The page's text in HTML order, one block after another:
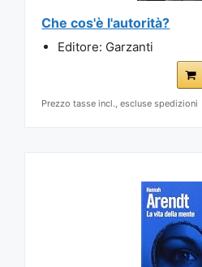
Che cos'è l'autorità?
Editore: Garzanti
Prezzo tasse incl., escluse spedizioni